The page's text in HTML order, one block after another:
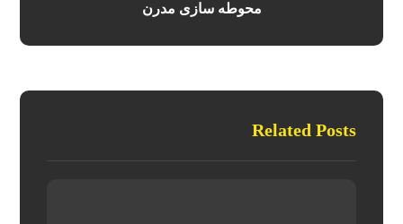
محوطه سازی مدرن
Related Posts